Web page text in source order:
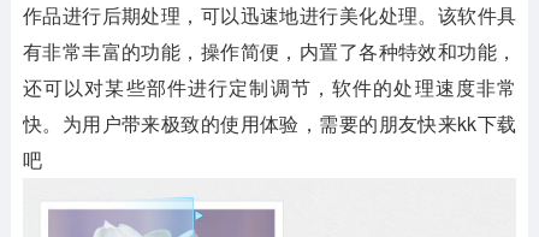
作品进行后期处理，可以迅速地进行美化处理。该软件具
有非常丰富的功能，操作简便，内置了各种特效和功能，
还可以对某些部件进行定制调节，软件的处理速度非常
快。为用户带来极致的使用体验，需要的朋友快来kk下载
吧